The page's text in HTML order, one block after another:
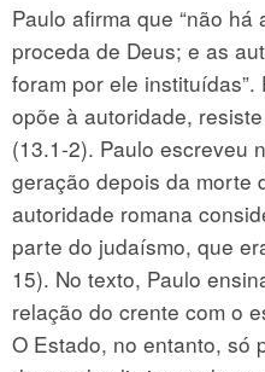
Paulo afirma que “não
proceda de Deus; e as
foram por ele
opõe à autoridade,
(13.1-2). Paulo escreveu
geração depois da morte
autoridade romana
parte do judaísmo, que
15). No texto, Paulo
relação do crente com o
O Estado, no entanto, só